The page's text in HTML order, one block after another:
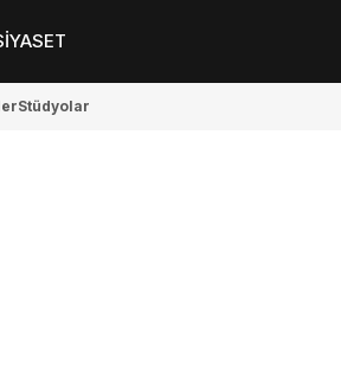
Stüdyolar